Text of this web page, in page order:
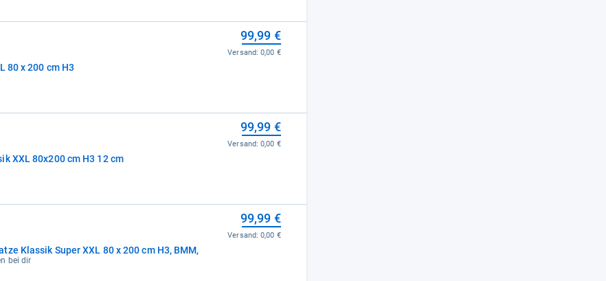
80 x 200 cm H3
99,99 €
Versand:0,00 €
XXL 80x200 cm H3 12 cm
99,99 €
Versand:0,00 €
Klassik Super XXL 80 x 200 cm H3, BMM,
bei dir
99,99 €
Versand:0,00 €